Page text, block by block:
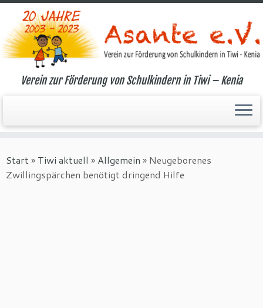
Inhalt
springen
Verein zur Förderung von Schulkindern in Tiwi – Kenia
Start» Tiwi aktuell » Allgemein » Neugeborenes
Zwillingspärchen benötigt dringend Hilfe